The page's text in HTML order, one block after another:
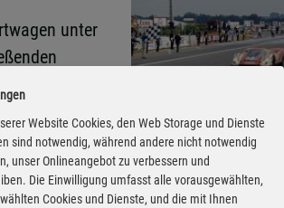
unter
Später
Worten:
haben.“
Website Cookies, den Web Storage und Dienste
sind notwendig, während andere nicht notwendig
unser Onlineangebot zu verbessern und
Die Einwilligung umfasst alle vorausgewählten,
Cookies und Dienste, und die mit Ihnen